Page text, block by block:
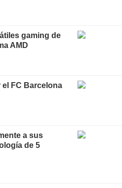
gaming de
AMD
el FC Barcelona
a sus
de 5